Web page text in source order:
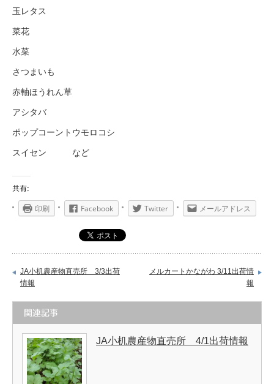
玉レタス
菜花
水菜
さつまいも
赤軸ほうれん草
アシタバ
ポップコーントウモロコシ
スイセン など
共有:
印刷 Facebook Twitter メールアドレス
JA小机農産物直売所 3/3出荷
情報
メルカートかながわ 3/11出荷情
報
関連記事
JA小机農産物直売所 4/1出荷情報